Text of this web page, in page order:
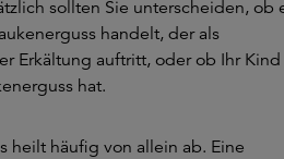
sollten Sie unterscheiden, ob
handelt, der als
Erkältung auftritt, oder ob Ihr Kind
hat.
heilt häufig von allein ab. Eine